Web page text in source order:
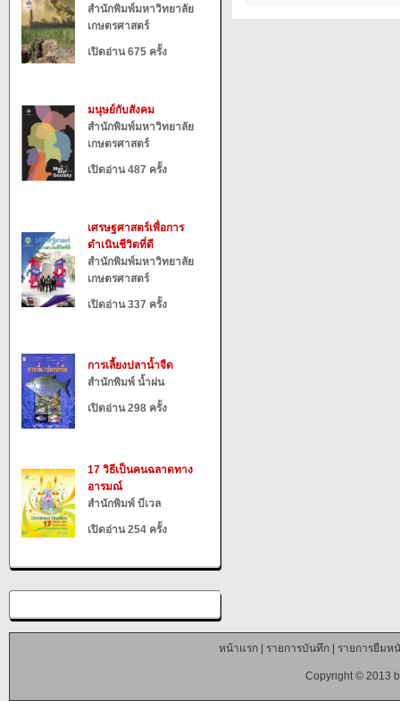
สำนักพิมพ์มหาวิทยาลัย
เกษตรศาสตร์
เปิดอ่าน 675 ครั้ง
มนุษย์กับสังคม
สำนักพิมพ์มหาวิทยาลัย
เกษตรศาสตร์
เปิดอ่าน 487 ครั้ง
เศรษฐศาสตร์เพื่อการ
ดำเนินชีวิตที่ดี
สำนักพิมพ์มหาวิทยาลัย
เกษตรศาสตร์
เปิดอ่าน 337 ครั้ง
การเลี้ยงปลาน้ำจืด
สำนักพิมพ์ น้ำฝน
เปิดอ่าน 298 ครั้ง
17 วิธีเป็นคนฉลาดทาง
อารมณ์
สำนักพิมพ์ บีเวล
เปิดอ่าน 254 ครั้ง
หน้าแรก| รายการบันทึก| รายการยืมห
Copyright © 2013